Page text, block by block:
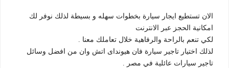
الان تستطيع ايجار سيارة بخطوات سهله و بسيطة لذلك نوفر لك
امكانية الحجز عبر الانترنت
لكي تنعم بالراحة والرفاهية خلال تعاملك معنا .
لذلك اختيار تاجير سيارة فان هيونداى اتش وان من افضل وسائل
تاجير سيارات عائلية في مصر .